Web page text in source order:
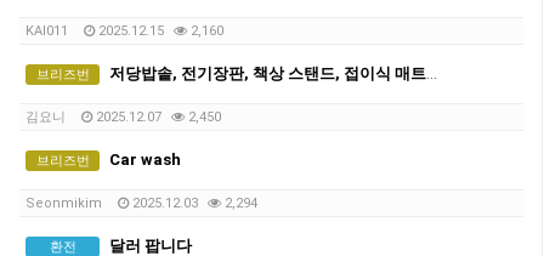
KAI011 2025.12.15 2,160
브리즈번 저당밥솥, 전기장판, 책상 스탠드, 접이식 매트리스, 샤오미멀티탭 저렴하게 판매합니다
김요니 2025.12.07 2,450
브리즈번 Car wash
Seonmikim 2025.12.03 2,294
환전 달러 팝니다